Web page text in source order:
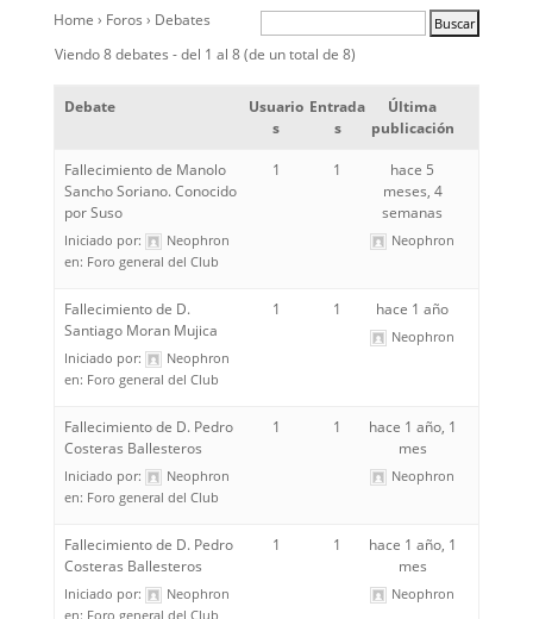
Home › Foros › Debates
Viendo 8 debates - del 1 al 8 (de un total de 8)
Debate
Usuario
s
Entrada
s
Última
publicación
Fallecimiento de Manolo
Sancho Soriano. Conocido
por Suso
Iniciado por:
Neophron
en: Foro general del Club
1 1
hace 5
meses, 4
semanas
Neophron
Fallecimiento de D.
Santiago Moran Mujica
Iniciado por:
Neophron
en: Foro general del Club
1 1 hace 1 año
Neophron
Fallecimiento de D. Pedro
Costeras Ballesteros
Iniciado por:
Neophron
en: Foro general del Club
1 1
hace 1 año, 1
mes
Neophron
Fallecimiento de D. Pedro
Costeras Ballesteros
Iniciado por:
Neophron
en: Foro general del Club
1 1
hace 1 año, 1
mes
Neophron